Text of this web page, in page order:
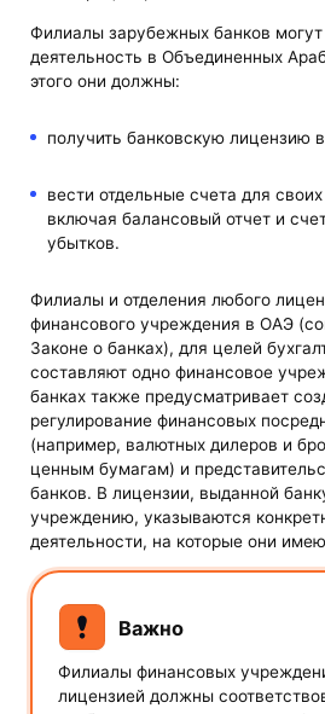
Филиалы зарубежных банков
деятельность в Объединенных
этого они должны:
получить банковскую лицензию
вести отдельные счета для
включая балансовый отчет и
убытков.
Филиалы и отделения любого
финансового учреждения в ОАЭ
Законе о банках), для целей
составляют одно финансовое
банках также предусматривает
регулирование финансовых
(например, валютных дилеров и
ценным бумагам) и
банков. В лицензии, выданной
учреждению, указываются
деятельности, на которые они
Важно
Филиалы финансовых
лицензией должны